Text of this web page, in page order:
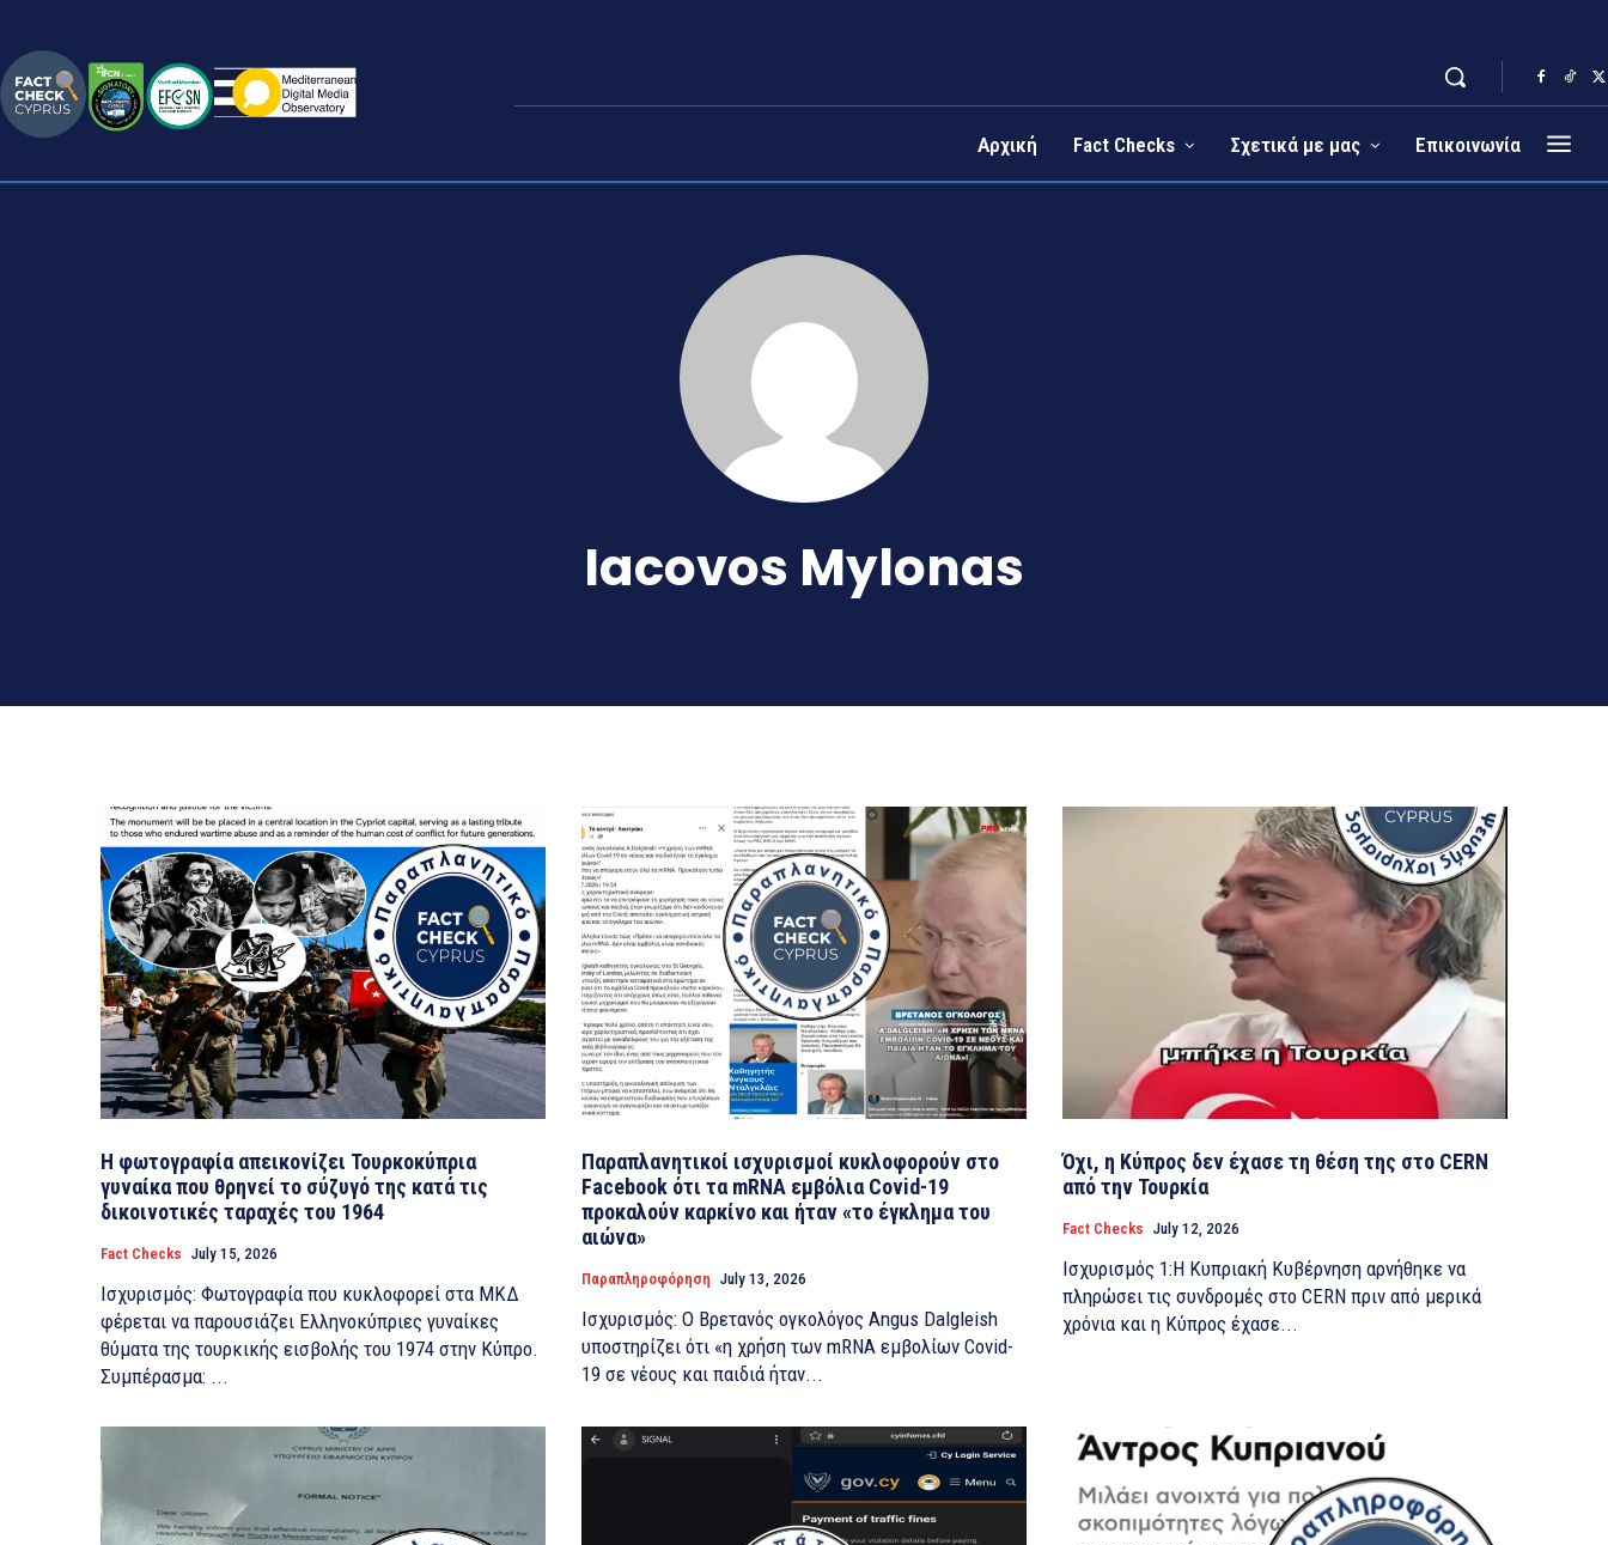
Αρχική Fact Checks Σχετικά με μας Επικοινωνία
Iacovos Mylonas
Η φωτογραφία απεικονίζει Τουρκοκύπρια
γυναίκα που θρηνεί το σύζυγό της κατά τις
δικοινοτικές ταραχές του 1964
Fact Checks July 15, 2026
Ισχυρισμός: Φωτογραφία που κυκλοφορεί στα ΜΚΔ
φέρεται να παρουσιάζει Ελληνοκύπριες γυναίκες
θύματα της τουρκικής εισβολής του 1974 στην Κύπρο.
Συμπέρασμα: ...
Παραπλανητικοί ισχυρισμοί κυκλοφορούν στο
Facebook ότι τα mRNA εμβόλια Covid-19
προκαλούν καρκίνο και ήταν «το έγκλημα του
αιώνα»
Παραπληροφόρηση July 13, 2026
Ισχυρισμός: Ο Βρετανός ογκολόγος Angus Dalgleish
υποστηρίζει ότι «η χρήση των mRNA εμβολίων Covid-
19 σε νέους και παιδιά ήταν...
Όχι, η Κύπρος δεν έχασε τη θέση της στο CERN
από την Τουρκία
Fact Checks July 12, 2026
Ισχυρισμός 1:Η Κυπριακή Κυβέρνηση αρνήθηκε να
πληρώσει τις συνδρομές στο CERN πριν από μερικά
χρόνια και η Κύπρος έχασε...